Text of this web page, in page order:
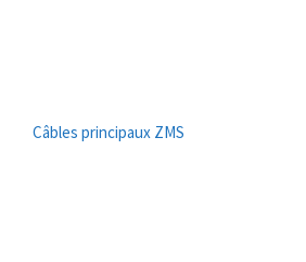
Câbles principaux ZMS